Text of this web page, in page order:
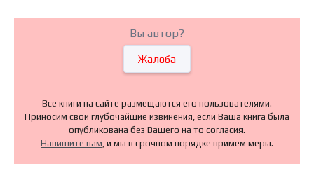
Вы автор?
Жалоба
Все книги на сайте размещаются его пользователями.
Приносим свои глубочайшие извинения, если Ваша книга была
опубликована без Вашего на то согласия.
Напишите нам , и мы в срочном порядке примем меры.